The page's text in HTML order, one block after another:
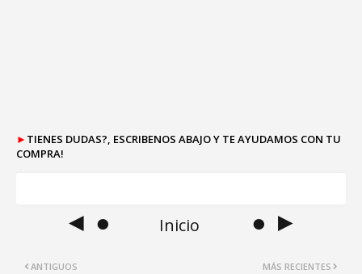
► TIENES DUDAS?, ESCRIBENOS ABAJO Y TE AYUDAMOS CON TU
COMPRA!
◄ ● Inicio ● ►
MÁS RECIENTES
ANTIGUOS